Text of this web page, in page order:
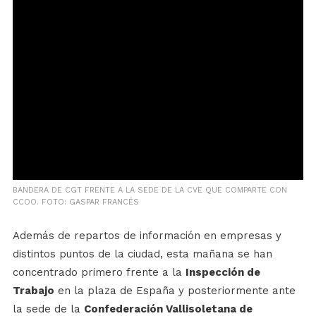
BANDERA DE CGT FRENTE A LA SEDE DE LA CVE QUE COMPARTE CON
CCOO. FOTO: GASPAR FRANCÉS
Además de repartos de información en empresas y
distintos puntos de la ciudad, esta mañana se han
concentrado primero frente a la Inspección de
Trabajo en la plaza de España y posteriormente ante
la sede de la Confederación Vallisoletana de